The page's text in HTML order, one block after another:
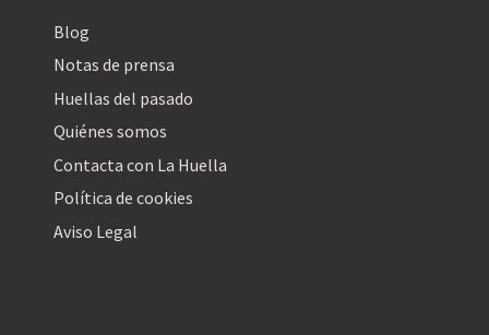
Blog
Notas de prensa
Huellas del pasado
Quiénes somos
Contacta con La Huella
Política de cookies
Aviso Legal